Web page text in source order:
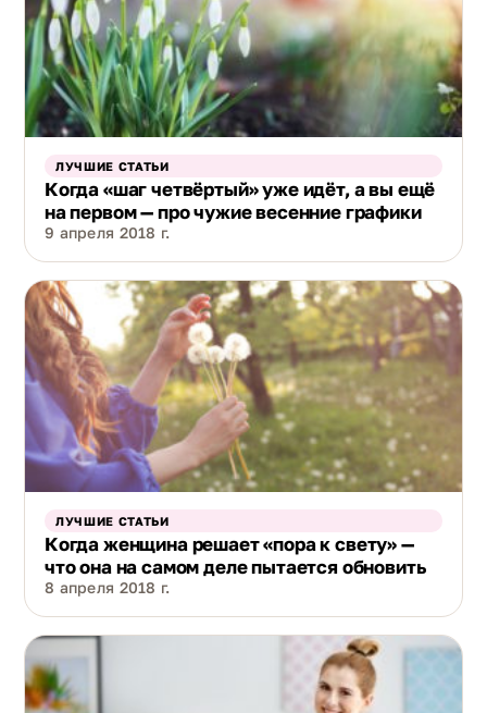
ЛУЧШИЕ СТАТЬИ
Когда «шаг четвёртый» уже идёт, а вы ещё
на первом — про чужие весенние графики
9 апреля 2018 г.
ЛУЧШИЕ СТАТЬИ
Когда женщина решает «пора к свету» —
что она на самом деле пытается обновить
8 апреля 2018 г.